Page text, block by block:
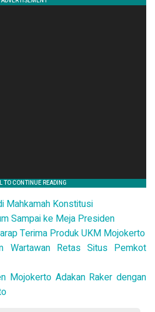
Mahkamah Konstitusi
Sampai ke Meja Presiden
Terima Produk UKM Mojokerto
Wartawan Retas Situs Pemkot
Mojokerto Adakan Raker dengan